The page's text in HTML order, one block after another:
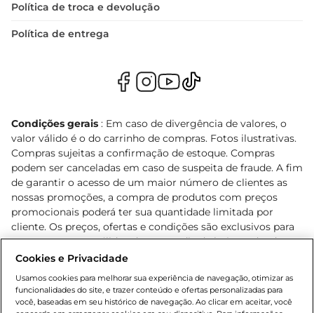
Política de troca e devolução
Política de entrega
Condições gerais : Em caso de divergência de valores, o
valor válido é o do carrinho de compras. Fotos ilustrativas.
Compras sujeitas a confirmação de estoque. Compras
podem ser canceladas em caso de suspeita de fraude. A fim
de garantir o acesso de um maior número de clientes as
nossas promoções, a compra de produtos com preços
promocionais poderá ter sua quantidade limitada por
cliente. Os preços, ofertas e condições são exclusivos para
o e-commerce e válidos durante o dia de hoje, podendo
sofrer alterações sem prévia notificação. Proibida a venda
Lei n.º 8069/90, art. 81, inciso II (Estatuto da Criança e do
Adolescente). Preços e condições exclusivos para o
Cookies e Privacidade
Usamos cookies para melhorar sua experiência de navegação, otimizar as
funcionalidades do site, e trazer conteúdo e ofertas personalizadas para
você, baseadas em seu histórico de navegação. Ao clicar em aceitar, você